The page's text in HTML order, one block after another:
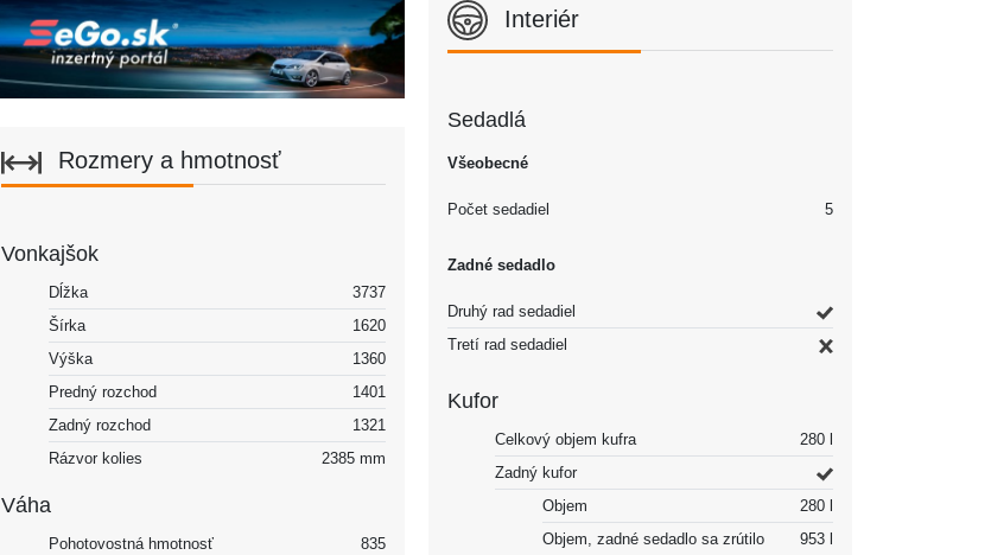
Rozmery a hmotnosť
Vonkajšok
Dĺžka
3737
Šírka
1620
Výška
1360
Predný rozchod
1401
Zadný rozchod
1321
Rázvor kolies
2385 mm
Váha
Pohotovostná hmotnosť
835
Interiér
Sedadlá
Všeobecné
Počet sedadiel 5
Zadné sedadlo
Druhý rad sedadiel
Tretí rad sedadiel
Kufor
Celkový objem kufra
280 l
Zadný kufor
Objem
280 l
Objem, zadné sedadlo sa zrútilo
953 l